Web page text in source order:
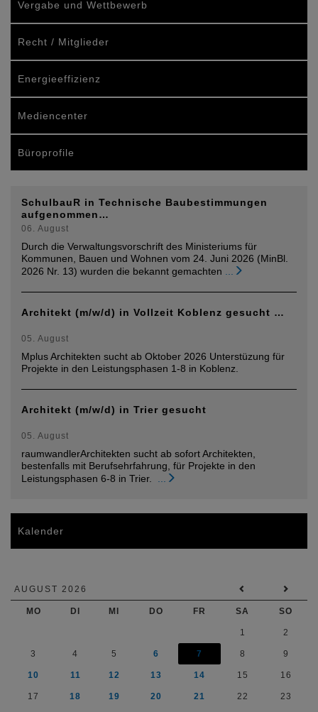
Vergabe und Wettbewerb
Recht / Mitglieder
Energieeffizienz
Mediencenter
Büroprofile
SchulbauR in Technische Baubestimmungen
aufgenommen…
06. August
Durch die Verwaltungsvorschrift des Ministeriums für
Kommunen, Bauen und Wohnen vom 24. Juni 2026 (MinBl.
2026 Nr. 13) wurden die bekannt gemachten ...
Architekt (m/w/d) in Vollzeit Koblenz gesucht …
05. August
Mplus Architekten sucht ab Oktober 2026 Unterstüzung für
Projekte in den Leistungsphasen 1-8 in Koblenz.
Architekt (m/w/d) in Trier gesucht
05. August
raumwandlerArchitekten sucht ab sofort Architekten,
bestenfalls mit Berufsehrfahrung, für Projekte in den
Leistungsphasen 6-8 in Trier.
...
Kalender
AUGUST 2026
MO DI MI DO FR SA SO
1 2
3 4 5 6 7 8 9
10 11 12 13 14 15 16
17 18 19 20 21 22 23